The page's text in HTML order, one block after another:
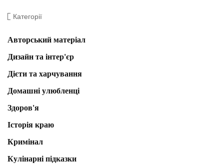
Категорії
Авторський матеріал
Дизайн та інтер'єр
Дієти та харчування
Домашні улюбленці
Здоров'я
Історія краю
Кримінал
Кулінарні підказки